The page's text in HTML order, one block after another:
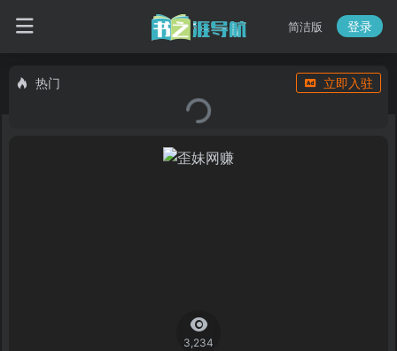
简洁版 登录
热门 立即入驻
3,234